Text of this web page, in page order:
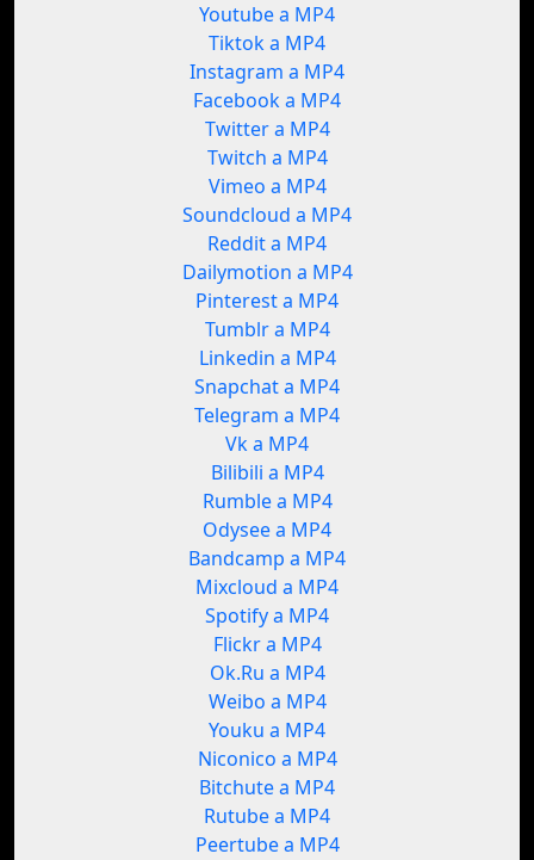
Youtube a MP4
Tiktok a MP4
Instagram a MP4
Facebook a MP4
Twitter a MP4
Twitch a MP4
Vimeo a MP4
Soundcloud a MP4
Reddit a MP4
Dailymotion a MP4
Pinterest a MP4
Tumblr a MP4
Linkedin a MP4
Snapchat a MP4
Telegram a MP4
Vk a MP4
Bilibili a MP4
Rumble a MP4
Odysee a MP4
Bandcamp a MP4
Mixcloud a MP4
Spotify a MP4
Flickr a MP4
Ok.Ru a MP4
Weibo a MP4
Youku a MP4
Niconico a MP4
Bitchute a MP4
Rutube a MP4
Peertube a MP4